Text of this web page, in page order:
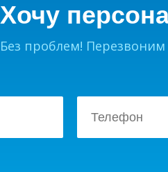
Хочу
Без проблем!